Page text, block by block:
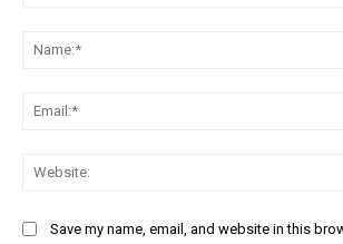
Save my name, email, and website in this